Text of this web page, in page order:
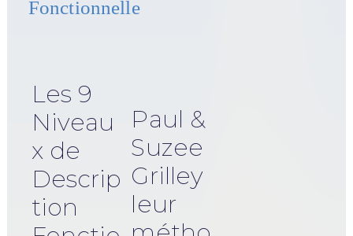
Fonctionnelle
Les 9
Niveau
x de
Descrip
tion
Paul &
Suzee
Grilley
leur